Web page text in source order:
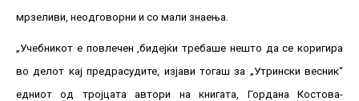
мрзеливи, неодговорни и со мали знаења.
„Учебникот е повлечен ,бидејќи требаше нешто да се коригира
во делот кај предрасудите, изјави тогаш за „Утрински весник“
едниот од тројцата автори на книгата, Гордана Костова-